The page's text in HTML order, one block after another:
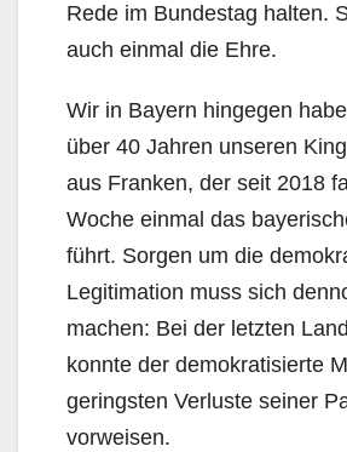
Rede im Bundestag halten.
auch einmal die Ehre.
Wir in Bayern hingegen
über 40 Jahren unseren
aus Franken, der seit 2018
Woche einmal das
führt. Sorgen um die
Legitimation muss sich
machen: Bei der letzten
konnte der demokratisierte
geringsten Verluste seiner
vorweisen.